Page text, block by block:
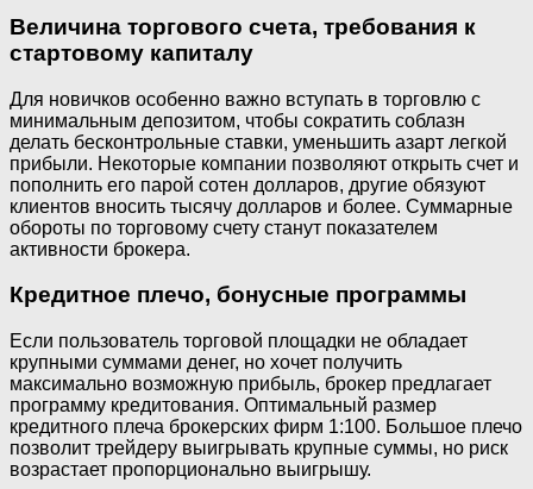
Величина торгового счета, требования к
стартовому капиталу
Для новичков особенно важно вступать в торговлю с
минимальным депозитом, чтобы сократить соблазн
делать бесконтрольные ставки, уменьшить азарт легкой
прибыли. Некоторые компании позволяют открыть счет и
пополнить его парой сотен долларов, другие обязуют
клиентов вносить тысячу долларов и более. Суммарные
обороты по торговому счету станут показателем
активности брокера.
Кредитное плечо, бонусные программы
Если пользователь торговой площадки не обладает
крупными суммами денег, но хочет получить
максимально возможную прибыль, брокер предлагает
программу кредитования. Оптимальный размер
кредитного плеча брокерских фирм 1:100. Большое плечо
позволит трейдеру выигрывать крупные суммы, но риск
возрастает пропорционально выигрышу.